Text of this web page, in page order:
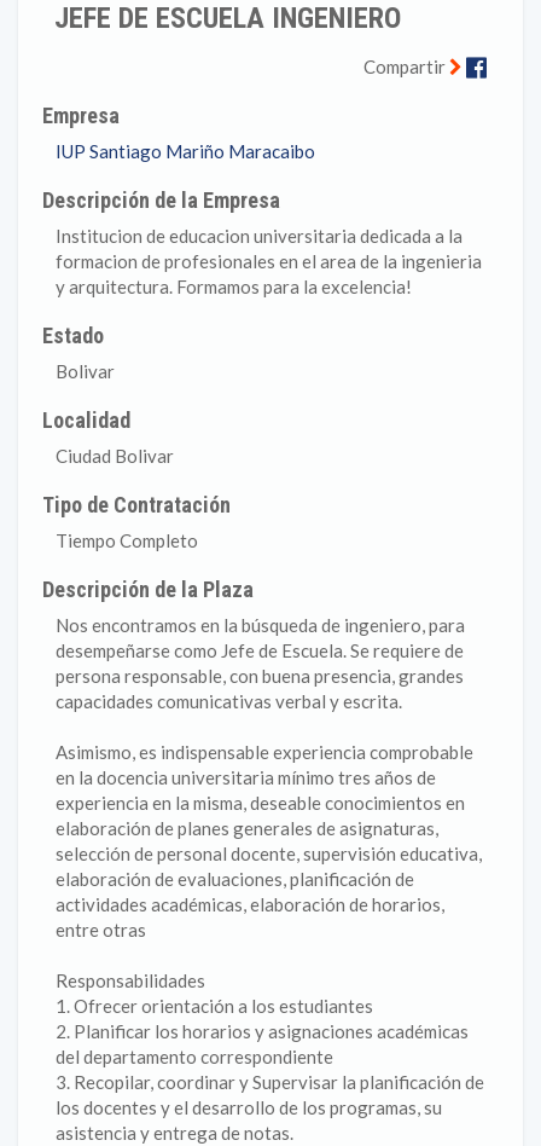
JEFE DE ESCUELA INGENIERO
Compartir
Empresa
IUP Santiago Mariño Maracaibo
Descripción de la Empresa
Institucion de educacion universitaria dedicada a la
formacion de profesionales en el area de la ingenieria
y arquitectura. Formamos para la excelencia!
Estado
Bolivar
Localidad
Ciudad Bolivar
Tipo de Contratación
Tiempo Completo
Descripción de la Plaza
Nos encontramos en la búsqueda de ingeniero, para
desempeñarse como Jefe de Escuela. Se requiere de
persona responsable, con buena presencia, grandes
capacidades comunicativas verbal y escrita.
Asimismo, es indispensable experiencia comprobable
en la docencia universitaria mínimo tres años de
experiencia en la misma, deseable conocimientos en
elaboración de planes generales de asignaturas,
selección de personal docente, supervisión educativa,
elaboración de evaluaciones, planificación de
actividades académicas, elaboración de horarios,
entre otras
Responsabilidades
1. Ofrecer orientación a los estudiantes
2. Planificar los horarios y asignaciones académicas
del departamento correspondiente
3. Recopilar, coordinar y Supervisar la planificación de
los docentes y el desarrollo de los programas, su
asistencia y entrega de notas.